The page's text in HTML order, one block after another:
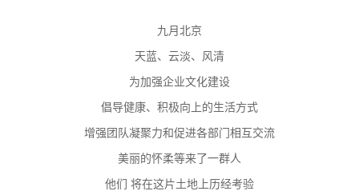
九月北京
天蓝、云淡、风清
为加强企业文化建设
倡导健康、积极向上的生活方式
增强团队凝聚力和促进各部门相互交流
美丽的怀柔等来了一群人
他们 将在这片土地上历经考验